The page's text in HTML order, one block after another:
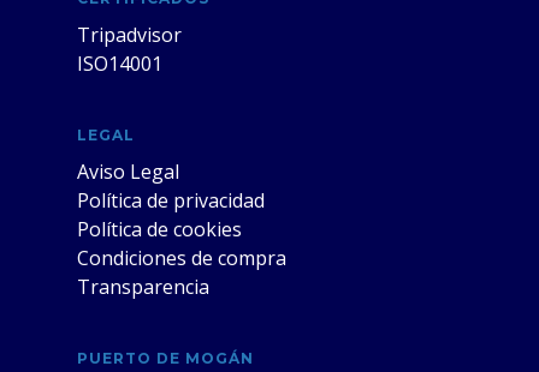
Tripadvisor
ISO14001
LEGAL
Aviso Legal
Política de privacidad
Política de cookies
Condiciones de compra
Transparencia
PUERTO DE MOGÁN